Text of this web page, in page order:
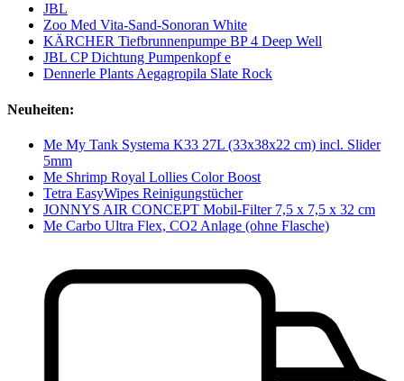
JBL
Zoo Med Vita-Sand-Sonoran White
KÄRCHER Tiefbrunnenpumpe BP 4 Deep Well
JBL CP Dichtung Pumpenkopf e
Dennerle Plants Aegagropila Slate Rock
Neuheiten:
Me My Tank Systema K33 27L (33x38x22 cm) incl. Slider
5mm
Me Shrimp Royal Lollies Color Boost
Tetra EasyWipes Reinigungstücher
JONNYS AIR CONCEPT Mobil-Filter 7,5 x 7,5 x 32 cm
Me Carbo Ultra Flex, CO2 Anlage (ohne Flasche)